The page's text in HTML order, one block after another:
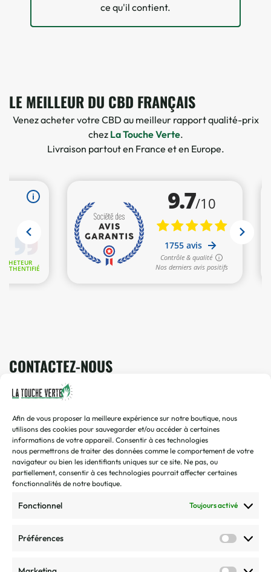
Afin de vous proposer la meilleure expérience sur notre boutique, nous
utilisons des cookies pour sauvegarder et/ou accéder à certaines
informations de votre appareil. Consentir à ces technologies
nous permettrons de traiter des données comme le comportement de votre
navigateur ou bien les identifiants uniques sur ce site. Ne pas, ou
partiellement, consentir à ces technologies pourrait affecter certaines
fonctionnalités de notre boutique.
Fonctionnel Toujours activé
Préférences
ce qu'il contient.
LE MEILLEUR DU CBD FRANÇAIS
Venez acheter votre CBD au meilleur rapport qualité-prix
chez La Touche Verte.
Livraison partout en France et en Europe.
CONTACTEZ-NOUS
Vous avez une question ? Une demande ? Envoyez-nous un
mail !
contact@toucheverte.fr
Vous préférez discuter de vive voix ? Appelez-nous !
07 45 48 16 58
Disponible de 9h00 à 16h30 | Du mardi au vendredi